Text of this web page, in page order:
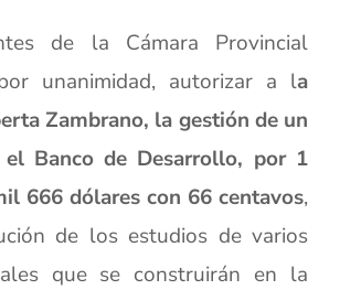
de la Cámara Provincial
unanimidad, autorizar a la
Zambrano, la gestión de un
Banco de Desarrollo, por 1
666 dólares con 66 centavos,
de los estudios de varios
que se construirán en la